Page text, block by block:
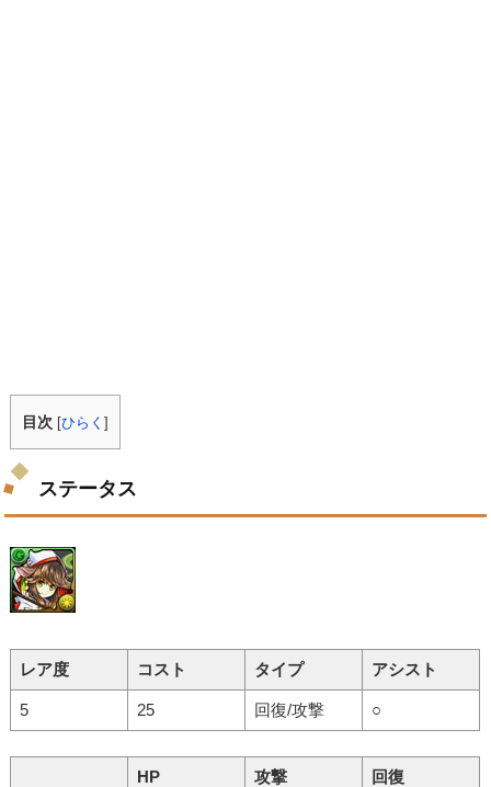
目次 [ひらく]
ステータス
レア度 コスト タイプ アシスト
5 25 回復/攻撃 ○
HP 攻撃 回復